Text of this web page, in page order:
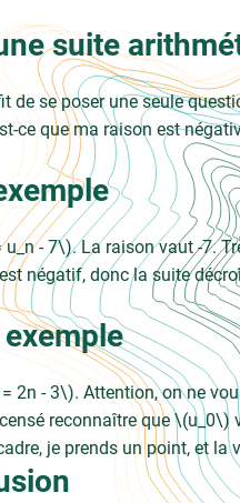
suite
se poser une seule
ce que ma raison est
- 7\). La raison vaut -7.
négatif, donc la suite
2n - 3\). Attention, on ne
reconnaître que \(u_0\)
je prends un point, et la